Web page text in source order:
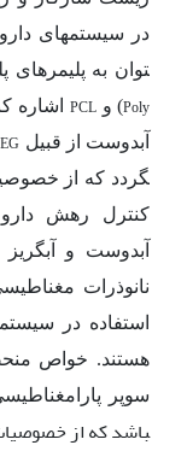
در سیستم­های
توان به پلیمرهای
Poly
) و PCL
اشاره
آبدوست از قبیل
گردد که از
کنترل رهش دارو
نانوذرات
استفاده در
هستند. خواص
سوپر
باشد که از